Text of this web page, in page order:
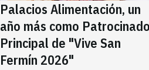
Palacios Alimentación, un
año más como
Principal de "Vive San
Fermín 2026"